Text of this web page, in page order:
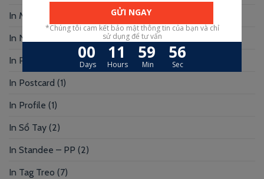
In Menu
In Name Card
In Photobook
(30)
In Postcard (1)
In Profile (1)
In Sổ Tay (2)
In Standee – PP (2)
In Tag Treo (7)